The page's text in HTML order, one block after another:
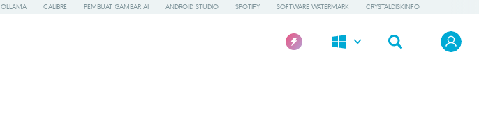
OLLAMA CALIBRE PEMBUAT GAMBAR AI ANDROID STUDIO SPOTIFY SOFTWARE WATERMARK CRYSTALDISKINFO